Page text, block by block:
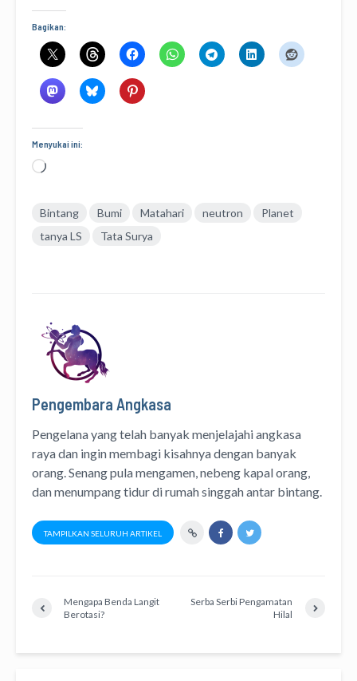
Bagikan:
Menyukai ini:
Memuat...
Bintang Bumi Matahari neutron
Planet
tanya LS
Tata Surya
Pengembara Angkasa
Pengelana yang telah banyak menjelajahi angkasa
raya dan ingin membagi kisahnya dengan banyak
orang. Senang pula mengamen, nebeng kapal orang,
dan menumpang tidur di rumah singgah antar bintang.
TAMPILKAN SELURUH ARTIKEL
Mengapa Benda Langit
Berotasi?
Serba Serbi Pengamatan
Hilal